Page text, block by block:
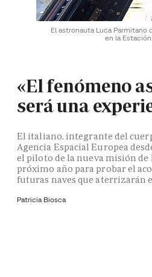
El astronauta Luca Parmitano
en la
«El fenómeno
será una
El italiano, integrante del
Agencia Espacial Europea
el piloto de la nueva misión de
próximo año para probar el
futuras naves que aterrizarán
Patricia Biosca